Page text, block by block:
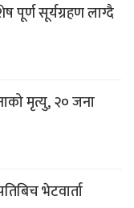
पूर्ण सूर्यग्रहण लाग्दै
मृत्यु, २० जना
भेटवार्ता